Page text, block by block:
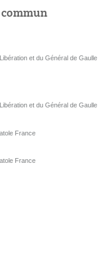
et du Général de Gaulle
et du Général de Gaulle
France
France